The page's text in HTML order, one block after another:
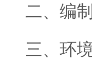
二、编
三、环